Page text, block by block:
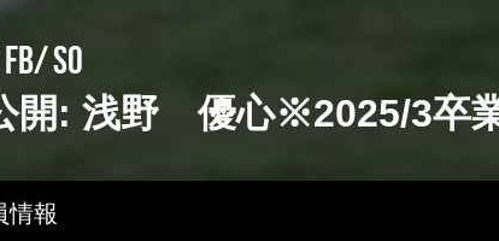
FB SO
開: 浅野 優心※2025/3卒
情報